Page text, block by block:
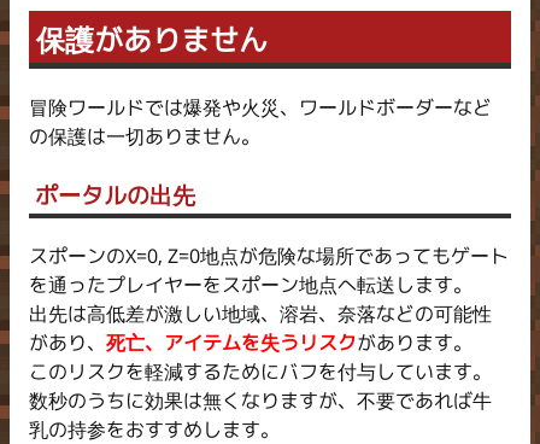
保護がありません
冒険ワールドでは爆発や火災、ワールドボーダーなど
の保護は一切ありません。
ポータルの出先
スポーンのX=0, Z=0地点が危険な場所であってもゲート
を通ったプレイヤーをスポーン地点へ転送します。
出先は高低差が激しい地域、溶岩、奈落などの可能性
があり、死亡、アイテムを失うリスクがあります。
このリスクを軽減するためにバフを付与しています。
数秒のうちに効果は無くなりますが、不要であれば牛
乳の持参をおすすめします。